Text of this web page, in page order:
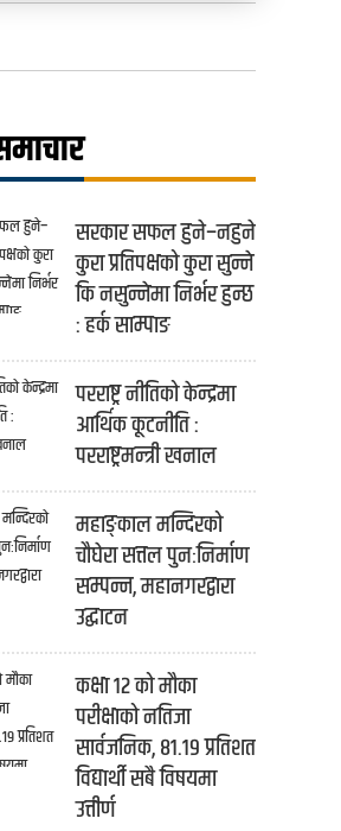
सरकार सफल हुने–नहुने
कुरा प्रतिपक्षको कुरा सुन्ने
कि नसुन्नेमा निर्भर हुन्छ
: हर्क साम्पाङ
परराष्ट्र नीतिको केन्द्रमा
आर्थिक कूटनीति :
परराष्ट्रमन्त्री खनाल
महाङ्काल मन्दिरको
चौघेरा सत्तल पुनःनिर्माण
सम्पन्न, महानगरद्वारा
उद्घाटन
कक्षा १२ को मौका
परीक्षाको नतिजा
सार्वजनिक, ८१.१९ प्रतिशत
विद्यार्थी सबै विषयमा
उत्तीर्ण